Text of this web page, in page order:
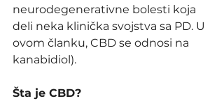
neurodegenerativne bolesti koja
deli neka klinička svojstva sa PD. U
ovom članku, CBD se odnosi na
kanabidiol).
Šta je CBD?